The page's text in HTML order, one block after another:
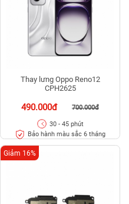
Thay lưng Oppo Reno12
CPH2625
490.000đ 700.000đ
30 - 45 phút
Bảo hành màu sắc 6 tháng
Giảm 16%